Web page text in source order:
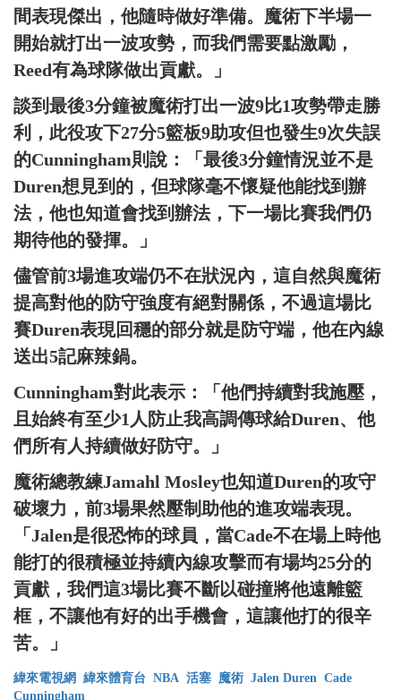
間表現傑出，他隨時做好準備。魔術下半場一
開始就打出一波攻勢，而我們需要點激勵，
Reed有為球隊做出貢獻。」
談到最後3分鐘被魔術打出一波9比1攻勢帶走勝
利，此役攻下27分5籃板9助攻但也發生9次失誤
的Cunningham則說：「最後3分鐘情況並不是
Duren想見到的，但球隊毫不懷疑他能找到辦
法，他也知道會找到辦法，下一場比賽我們仍
期待他的發揮。」
儘管前3場進攻端仍不在狀況內，這自然與魔術
提高對他的防守強度有絕對關係，不過這場比
賽Duren表現回穩的部分就是防守端，他在內線
送出5記麻辣鍋。
Cunningham對此表示：「他們持續對我施壓，
且始終有至少1人防止我高調傳球給Duren、他
們所有人持續做好防守。」
魔術總教練Jamahl Mosley也知道Duren的攻守
破壞力，前3場果然壓制助他的進攻端表現。
「Jalen是很恐怖的球員，當Cade不在場上時他
能打的很積極並持續內線攻擊而有場均25分的
貢獻，我們這3場比賽不斷以碰撞將他遠離籃
框，不讓他有好的出手機會，這讓他打的很辛
苦。」
緯來電視網 緯來體育台 NBA 活塞 魔術 Jalen Duren Cade
Cunningham